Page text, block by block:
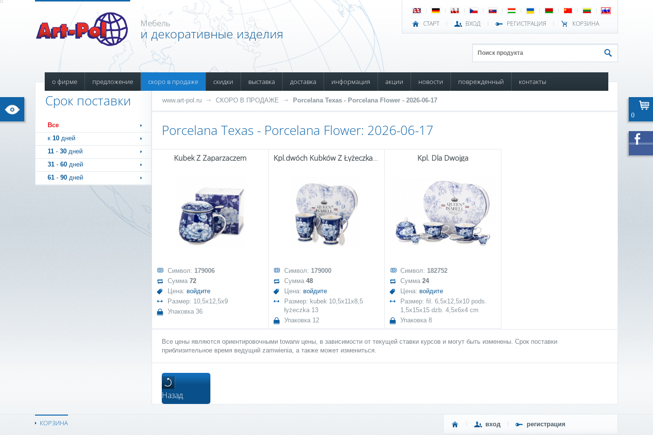
СТАРТ ВХОД РЕГИСТРАЦИЯ КОРЗИНА
Мебель
и декоративные изделия
о фирме предложение скоро в продаже скидки выставка доставка информация акции новости поврежденный контакты
Срок поставки
Все
к 10 дней
11 - 30 дней
31 - 60 дней
61 - 90 дней
www.art-pol.ru СКОРО В ПРОДАЖЕ Porcelana Texas - Porcelana Flower - 2026-06-17
Porcelana Texas - Porcelana Flower: 2026-06-17
Kubek Z Zaparzaczem
Символ: 179006
Сумма 72
Цена: войдите
Размер: 10,5x12,5x9
Упаковка 36
Kpl.dwóch Kubków Z Łyżeczkami
Символ: 179000
Сумма 48
Цена: войдите
Размер: kubek 10,5x11x8,5
łyżeczka 13
Упаковка 12
Kpl. Dla Dwojga
Символ: 182752
Сумма 24
Цена: войдите
Размер: fil. 6,5x12,5x10 pods.
1,5x15x15 dzb. 4,5x6x4 cm
Упаковка 8
Все цены являются ориентировочными towarw цены, в зависимости от текущей ставки курсов и могут быть изменены. Срок поставки
приблизительное время ведущий zamwienia, а также может измениться.
Назад
КОРЗИНА вход регистрация
0